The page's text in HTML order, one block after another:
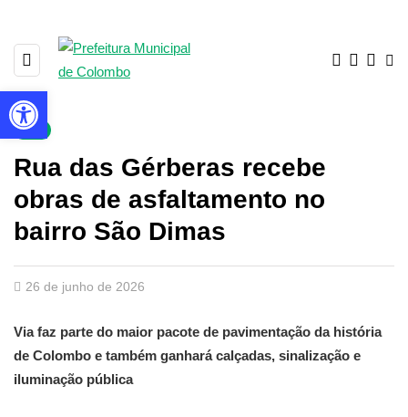
▼
Rua das Gérberas recebe
obras de asfaltamento no
bairro São Dimas
26 de junho de 2026
Via faz parte do maior pacote de pavimentação da história
de Colombo e também ganhará calçadas, sinalização e
iluminação pública
Barra de Ferramentas Aberta